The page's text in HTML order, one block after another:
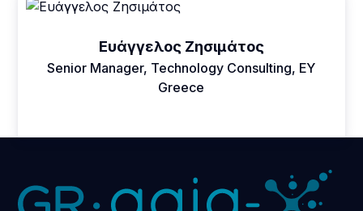
Ευάγγελος Ζησιμάτος
Senior Manager, Technology Consulting, EY
Greece